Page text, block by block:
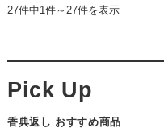
27件中1件～27件を表示
香典返し おすすめ商品